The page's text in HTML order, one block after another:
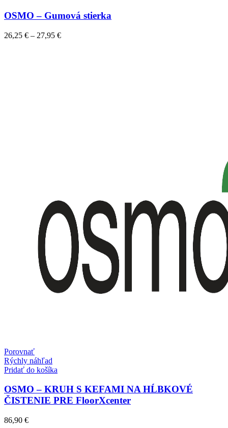
Možnosti
môžete
OSMO – Gumová stierka
26,25 € – 27,95 €Price
Porovnať
Rýchly náhľad
Pridať do košíka
OSMO – KRUH S KEFAMI NA HĹBKOVÉ
ČISTENIE PRE FloorXcenter
86,90 €